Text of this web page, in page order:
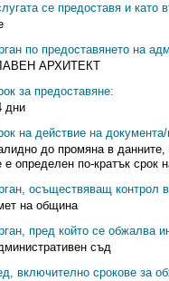
се предоставя и като
по предоставянето на
АРХИТЕКТ
за предоставяне:
дни
на действие на
до промяна в
е определен по-кратък срок
осъществяващ контрол
на община
пред който се обжалва
съд
включително срокове за